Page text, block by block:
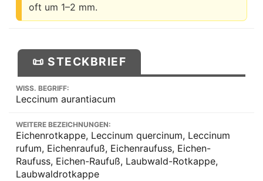
oft um 1–2 mm.
📜 STECKBRIEF
WISS. BEGRIFF:
Leccinum aurantiacum
WEITERE BEZEICHNUNGEN:
Eichenrotkappe, Leccinum quercinum, Leccinum
rufum, Eichenraufuß, Eichenraufuss, Eichen-
Raufuss, Eichen-Raufuß, Laubwald-Rotkappe,
Laubwaldrotkappe